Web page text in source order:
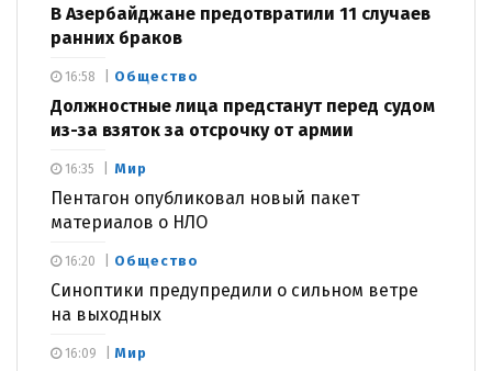
В Азербайджане предотвратили 11 случаев
ранних браков
Общество
Должностные лица предстанут перед судом
из-за взяток за отсрочку от армии
16:58
Мир
Пентагон опубликовал новый пакет
материалов о НЛО
16:35
Общество
Синоптики предупредили о сильном ветре
на выходных
16:20
Мир
16:09